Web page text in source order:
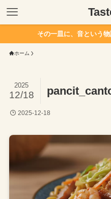
その一皿に、音という物
ホーム
2025
12/18
2025-12-18